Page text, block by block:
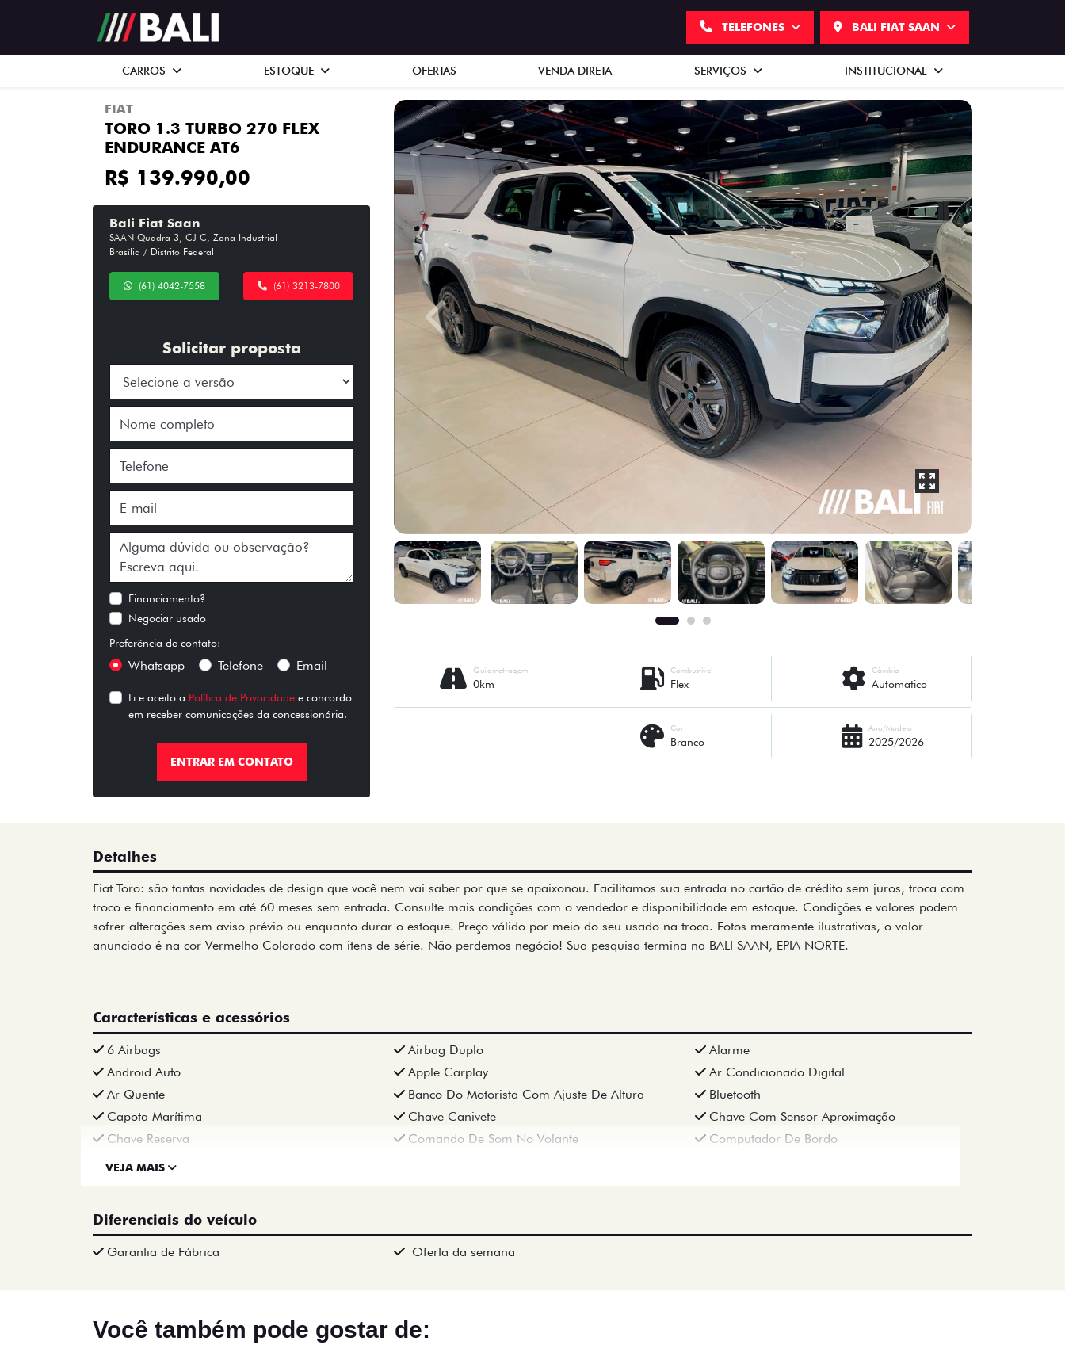
TELEFONES BALI FIAT SAAN
CARROS ESTOQUE OFERTAS VENDA DIRETA SERVIÇOS INSTITUCIONAL
FIAT
TORO 1.3 TURBO 270 FLEX
ENDURANCE AT6
R$ 139.990,00
Bali Fiat Saan
SAAN Quadra 3, CJ C, Zona Industrial
Brasília / Distrito Federal
(61) 3213-7800
(61) 4042-7558
Solicitar proposta
Financiamento?
Negociar usado
Preferência de contato:
Whatsapp Telefone Email
Li e aceito a Política de Privacidade e concordo
em receber comunicações da concessionária.
ENTRAR EM CONTATO
Previous Next
Câmbio
Automatico
Combustível
Flex
Quilometragem
0km
Ano/Modelo
2025/2026
Cor
Branco
Detalhes
Fiat Toro: são tantas novidades de design que você nem vai saber por que se apaixonou. Facilitamos sua entrada no cartão de crédito sem juros, troca com
troco e financiamento em até 60 meses sem entrada. Consulte mais condições com o vendedor e disponibilidade em estoque. Condições e valores podem
sofrer alterações sem aviso prévio ou enquanto durar o estoque. Preço válido por meio do seu usado na troca. Fotos meramente ilustrativas, o valor
anunciado é na cor Vermelho Colorado com itens de série. Não perdemos negócio! Sua pesquisa termina na BALI SAAN, EPIA NORTE.
Características e acessórios
6 Airbags Airbag Duplo
Alarme
Android Auto
Apple Carplay
Ar Condicionado Digital
Ar Quente
Banco Do Motorista Com Ajuste De Altura
Bluetooth
Capota Marítima
Chave Canivete
Chave Com Sensor Aproximação
Chave Reserva
Comando De Som No Volante Computador De Bordo
VEJA MAIS
Diferenciais do veículo
Garantia de Fábrica Oferta da semana
Você também pode gostar de: